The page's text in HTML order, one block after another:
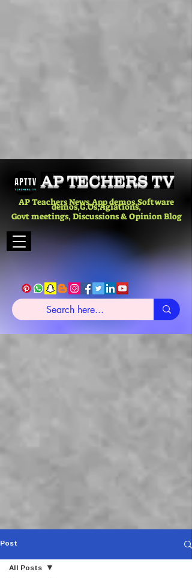
AP TECHERS TV
AP Teachers News,App demos,Software
demos,G.Os,Agiations,
Govt meetings, Discussions & Opinion Blog
Post
All Posts